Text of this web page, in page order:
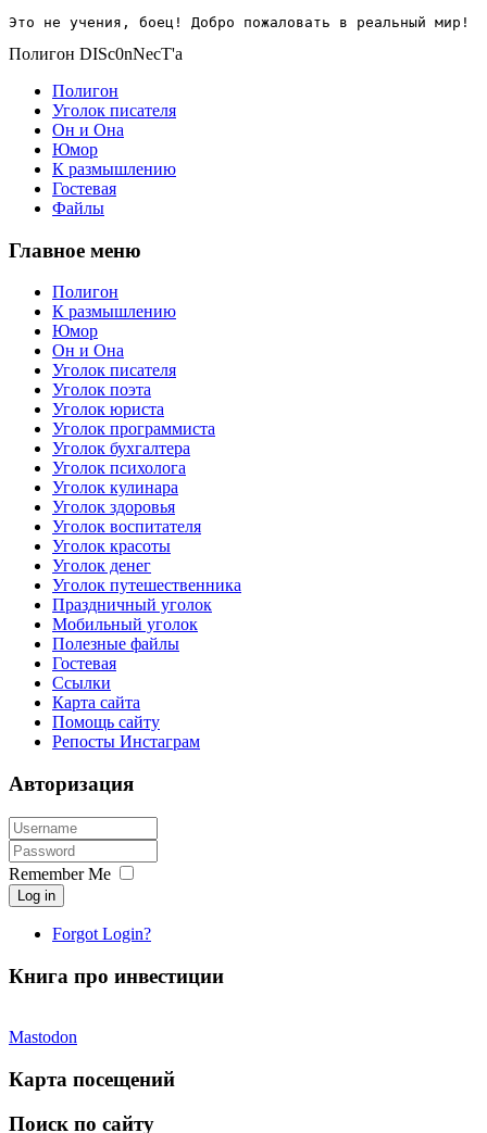
Это не учения, боец! Добро пожаловать в реальный мир!
Полигон DISc0nNecT'a
Полигон
Уголок писателя
Он и Она
Юмор
К размышлению
Гостевая
Файлы
Главное меню
Полигон
К размышлению
Юмор
Он и Она
Уголок писателя
Уголок поэта
Уголок юриста
Уголок программиста
Уголок бухгалтера
Уголок психолога
Уголок кулинара
Уголок здоровья
Уголок воспитателя
Уголок красоты
Уголок денег
Уголок путешественника
Праздничный уголок
Мобильный уголок
Полезные файлы
Гостевая
Ссылки
Карта сайта
Помощь сайту
Репосты Инстаграм
Авторизация
Remember Me
Log in
Forgot Login?
Книга про инвестиции
Mastodon
Карта посещений
Поиск по сайту